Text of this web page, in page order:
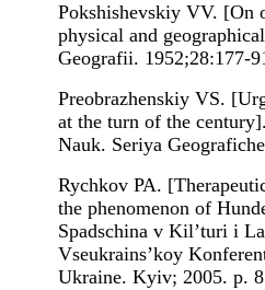
Pokshishevskiy VV. [On
physical and
Geografii. 1952;28:177-
Preobrazhenskiy VS.
at the turn of the
Nauk. Seriya
Rychkov PA.
the phenomenon of
Spadschina v Kil’turi i
Vseukrains’koy
Ukraine. Kyiv; 2005. p.